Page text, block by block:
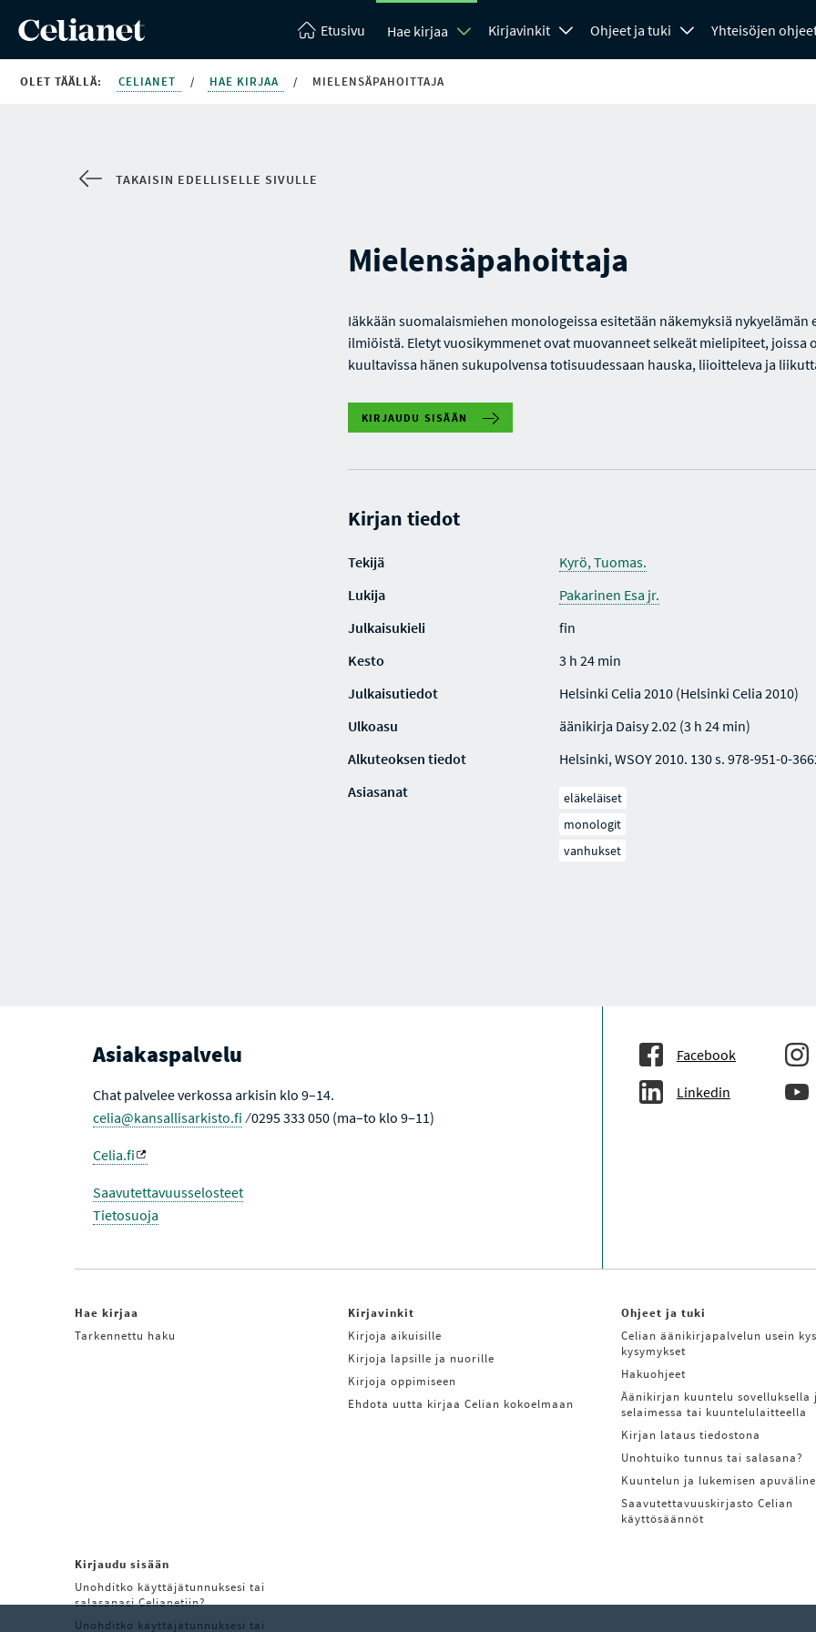
Etusivu Hae kirjaa Kirjavinkit Ohjeet ja tuki Yhteisöjen
OLET TÄÄLLÄ: CELIANET / HAE KIRJAA / MIELENSÄPAHOITTAJA
TAKAISIN EDELLISELLE SIVULLE
Mielensäpahoittaja
Iäkkään suomalaismiehen monologeissa esitetään näkemyksiä nykyelämän
ilmiöistä. Eletyt vuosikymmenet ovat muovanneet selkeät mielipiteet, joissa
kuultavissa hänen sukupolvensa totisuudessaan hauska, liioitteleva ja
KIRJAUDU SISÄÄN
Kirjan tiedot
Tekijä
Kyrö, Tuomas.
Lukija
Pakarinen Esa jr.
Julkaisukieli
fin
Kesto
3 h 24 min
Julkaisutiedot
Helsinki Celia 2010 (Helsinki Celia 2010)
Ulkoasu
äänikirja Daisy 2.02 (3 h 24 min)
Alkuteoksen tiedot
Helsinki, WSOY 2010. 130 s. 978-951-0-
Asiasanat
eläkeläiset
monologit
vanhukset
Asiakaspalvelu
Chat palvelee verkossa arkisin klo 9–14.
celia@kansallisarkisto.fi ⁄ 0295 333 050 (ma–to klo 9–11)
Celia.fi
Saavutettavuusselosteet
Tietosuoja
Facebook
Linkedin
Hae kirjaa
Tarkennettu haku
Kirjavinkit
Kirjoja aikuisille
Kirjoja lapsille ja nuorille
Kirjoja oppimiseen
Ehdota uutta kirjaa Celian kokoelmaan
Ohjeet ja tuki
Celian äänikirjapalvelun usein
kysymykset
Hakuohjeet
Äänikirjan kuuntelu sovelluksella
selaimessa tai kuuntelulaitteella
Kirjan lataus tiedostona
Unohtuiko tunnus tai salasana?
Kuuntelun ja lukemisen
Saavutettavuuskirjasto Celian
käyttösäännöt
Kirjaudu sisään
Unohditko käyttäjätunnuksesi tai
salasanasi Celianetiin?
Unohditko käyttäjätunnuksesi tai